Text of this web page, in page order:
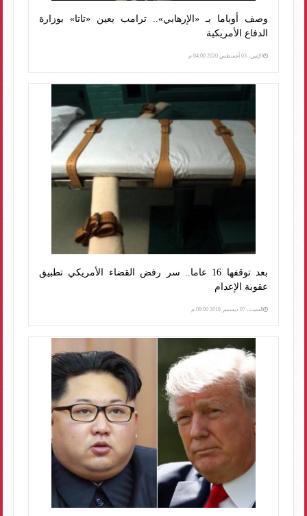
وصف أوباما بـ «الإرهابي».. ترامب يعين «تاتا» بوزارة
الدفاع الأمريكية
الإثنين، 03 أغسطس 2020 04:00 م
بعد توقفها 16 عاما.. سر رفض القضاء الأمريكي تطبيق
عقوبة الإعدام
السبت، 07 ديسمبر 2019 09:00 م